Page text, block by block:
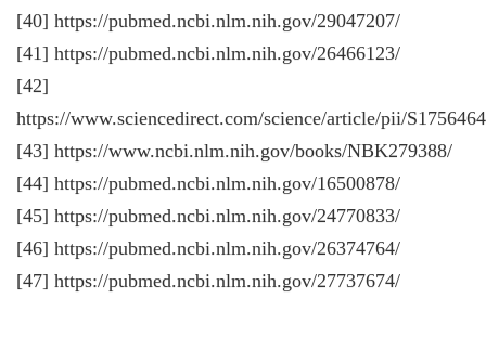
[40] https://pubmed.ncbi.nlm.nih.gov/29047207/
[41] https://pubmed.ncbi.nlm.nih.gov/26466123/
[42]
https://www.sciencedirect.com/science/article/pii/
[43] https://www.ncbi.nlm.nih.gov/books/NBK279388/
[44] https://pubmed.ncbi.nlm.nih.gov/16500878/
[45] https://pubmed.ncbi.nlm.nih.gov/24770833/
[46] https://pubmed.ncbi.nlm.nih.gov/26374764/
[47] https://pubmed.ncbi.nlm.nih.gov/27737674/